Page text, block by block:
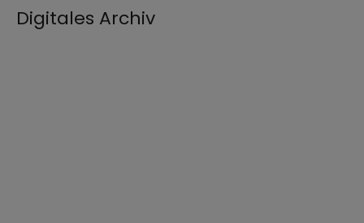
Digitales Archiv